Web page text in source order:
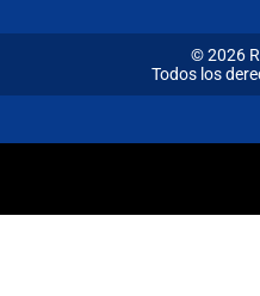
© 2026
Todos los